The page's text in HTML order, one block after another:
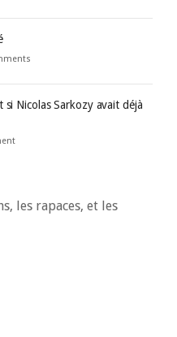
Nicolas Sarkozy avait déjà
les rapaces, et les